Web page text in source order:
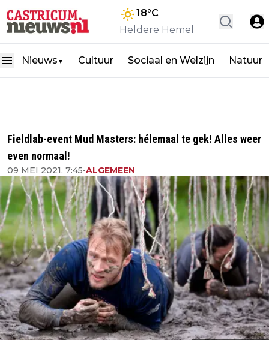
18°C
Heldere Hemel
Nieuws ▼ Cultuur Sociaal en Welzijn Natuur
Fieldlab-event Mud Masters: hélemaal te gek! Alles weer
even normaal!
09 MEI 2021, 7:45•ALGEMEEN